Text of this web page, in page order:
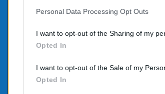
Personal Data Processing Opt Outs
I want to opt-out of the Sharing of my
Opted In
I want to opt-out of the Sale of my
Opted In
TÉLÉPHONE:
COURRIEL :